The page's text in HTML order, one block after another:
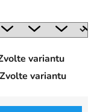
variantu
Zvolte variantu